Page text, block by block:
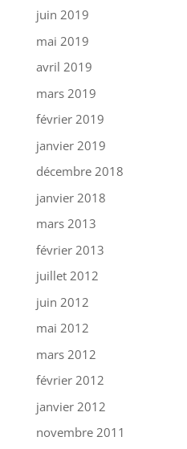
juin 2019
mai 2019
avril 2019
mars 2019
février 2019
janvier 2019
décembre 2018
janvier 2018
mars 2013
février 2013
juillet 2012
juin 2012
mai 2012
mars 2012
février 2012
janvier 2012
novembre 2011